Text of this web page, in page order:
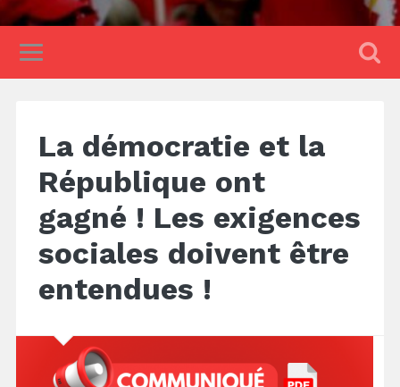
La démocratie et la
République ont
gagné ! Les exigences
sociales doivent être
entendues !